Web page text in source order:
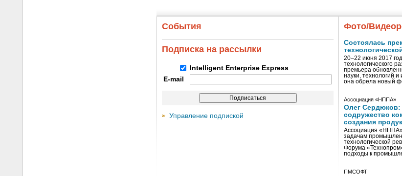
События
Подписка на рассылки
Intelligent Enterprise Express
E-mail
Управление подпиской
Фото/
Состоялась
20–22 июня 2017
технологического
премьера
науки, технологий
она обрела новый
Ассоциация «НППА»
Олег Сердюков:
содружество
создания
Ассоциация «НППА»
задачам
технологической
Форума
подходы к
ПМСОФТ